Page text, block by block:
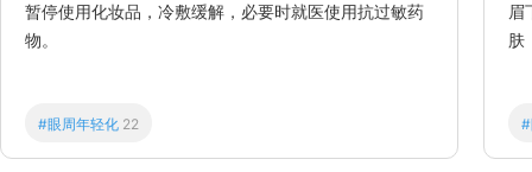
暂停使用化妆品，冷敷缓解，必要时就医使用抗过敏药
物。
#眼周年轻化 22
眉
肤